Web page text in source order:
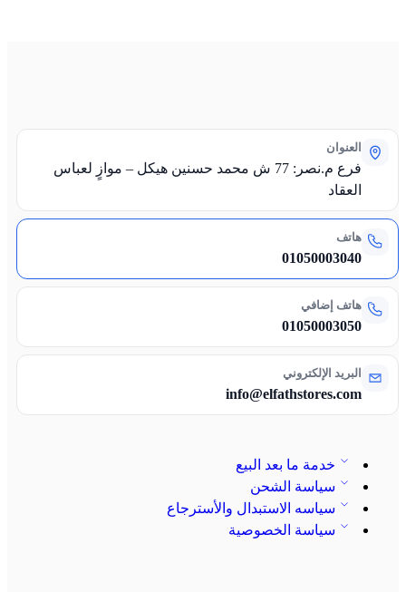
العنوان
فرع م.نصر: 77 ش محمد حسنين هيكل – موازٍ لعباس
العقاد
هاتف
01050003040
هاتف إضافي
01050003050
البريد الإلكتروني
info@elfathstores.com
خدمة ما بعد البيع
سياسة الشحن
سياسه الاستبدال والأسترجاع
سياسة الخصوصية